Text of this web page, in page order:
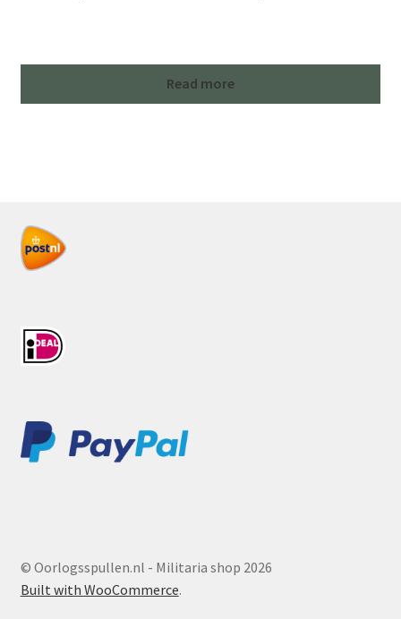
Read more
© Oorlogsspullen.nl - Militaria shop 2026
Built with WooCommerce.